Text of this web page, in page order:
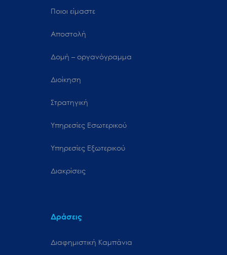
Ποιοι είμαστε
Αποστολή
Δομή – οργανόγραμμα
Διοίκηση
Στρατηγική
Υπηρεσίες Εσωτερικού
Υπηρεσίες Εξωτερικού
Διακρίσεις
Δράσεις
Διαφημιστική Καμπάνια